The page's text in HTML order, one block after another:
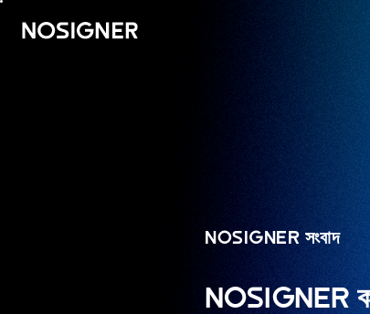
হোম
NOSIGNER সংবাদ
NOSIGNER